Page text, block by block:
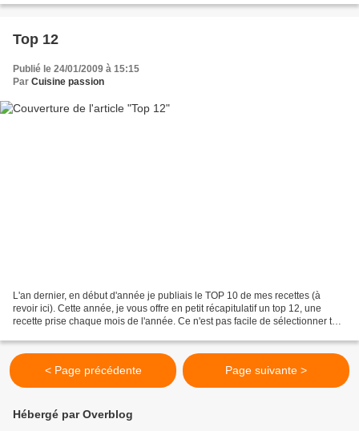
Top 12
Publié le 24/01/2009 à 15:15
Par Cuisine passion
L'an dernier, en début d'année je publiais le TOP 10 de mes recettes (à
revoir ici). Cette année, je vous offre en petit récapitulatif un top 12, une
recette prise chaque mois de l'année. Ce n'est pas facile de sélectionner tel
< Page précédente Page suivante >
Hébergé par Overblog